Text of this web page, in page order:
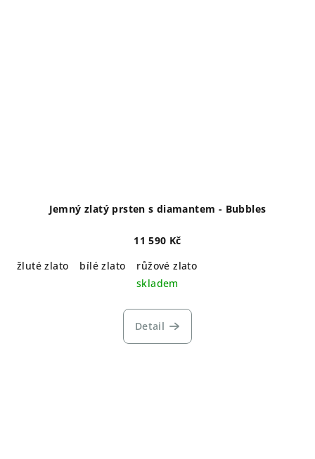
Jemný zlatý prsten s diamantem - Bubbles
11 590 Kč
žluté zlato
bílé zlato
růžové zlato
skladem
Detail